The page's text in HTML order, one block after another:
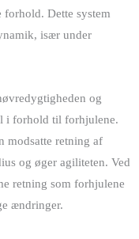
forhold. Dette system
især under
og
i forhold til forhjulene.
modsatte retning af
og øger agiliteten. Ved
retning som forhjulene
ændringer.